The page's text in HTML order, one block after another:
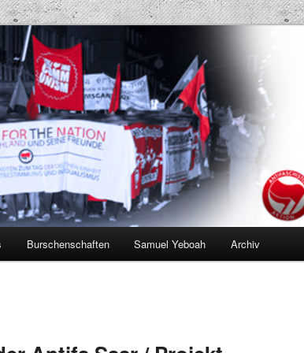
AK
Burschenschaften Samuel Yeboah Archiv